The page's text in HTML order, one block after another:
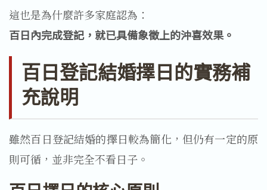
這也是為什麼許多家庭認為：
百日內完成登記，就已具備象徵上的沖喜效果。
百日登記結婚擇日的實務補
充說明
雖然百日登記結婚的擇日較為簡化，但仍有一定的原
則可循，並非完全不看日子。